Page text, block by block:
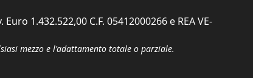
1.432.522,00 C.F. 05412000266 e REA VE-
mezzo e l'adattamento totale o parziale.